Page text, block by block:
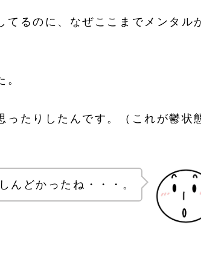
てるのに、なぜここまでメンタル
ったりしたんです。（これが鬱状
んどかったね・・・。